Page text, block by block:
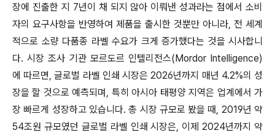
장에 진출한 지 7년이 채 되지 않아 이뤄낸 성과라는 점에서 소비
자의 요구사항을 반영하여 제품을 출시한 것뿐만 아니라, 전 세계
적으로 소량 다품종 라벨 수요가 크게 증가했다는 것을 시사합니
다. 시장 조사 기관 모르도르 인텔리전스(Mordor Intelligence)
에 따르면, 글로벌 라벨 인쇄 시장은 2026년까지 매년 4.2%의 성
장을 할 것으로 예측되며, 특히 아시아 태평양 지역은 업계에서 가
장 빠르게 성장하고 있습니다. 총 시장 규모로 봤을 때, 2019년 약
54조원 규모였던 글로벌 라벨 인쇄 시장은, 이제 2024년까지 약